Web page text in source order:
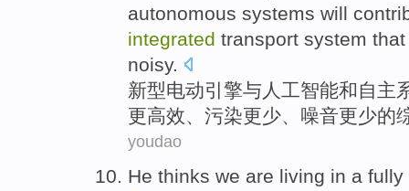
autonomous systems will
integrated transport system
noisy.
新型电动引擎与人工智能和 自主
更高效、 污染更少、 噪音更少的
youdao
He thinks we are living in a fully